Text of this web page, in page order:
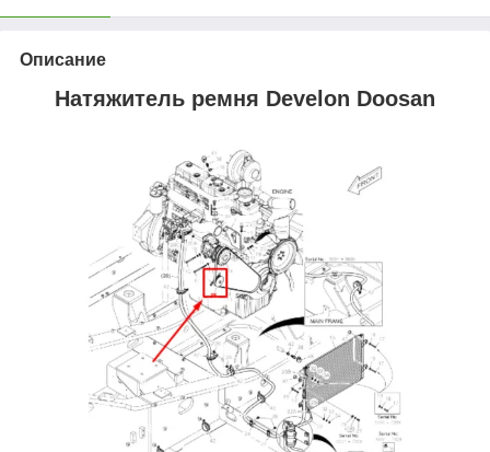
Описание
Натяжитель ремня Develon Doosan